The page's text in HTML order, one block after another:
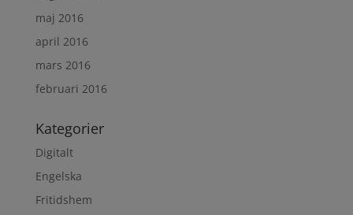
maj 2016
april 2016
mars 2016
februari 2016
Kategorier
Digitalt
Engelska
Fritidshem